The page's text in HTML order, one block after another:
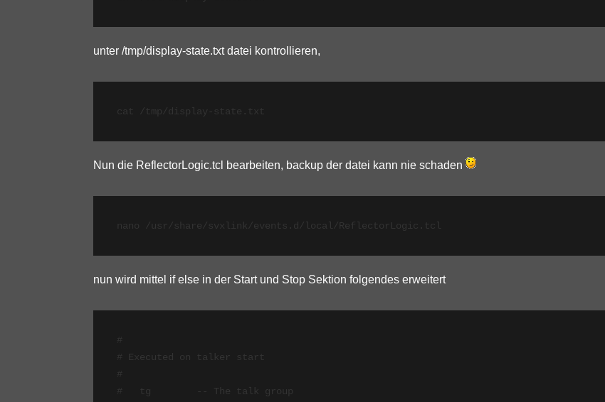
unter /tmp/display-state.txt datei kontrollieren,
cat /tmp/display-state.txt
Nun die ReflectorLogic.tcl bearbeiten, backup der datei kann nie schaden
nano /usr/share/svxlink/events.d/local/ReflectorLogic.tcl
nun wird mittel if else in der Start und Stop Sektion folgendes erweitert
# Executed on talker start
#   tg        -- The talk group